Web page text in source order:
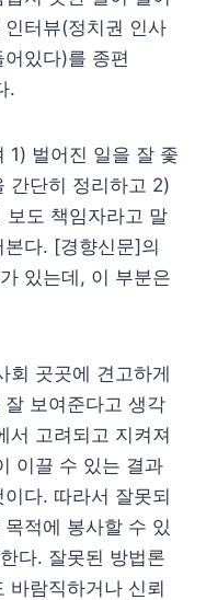
터뷰(정치권 인사
있다)를 종편
.
1) 벌어진 일을 잘 좇
간단히 정리하고 2)
도 책임자라고 말
다. [경향신문]의
있는데, 이 부분은
회 곳곳에 견고하게
보여준다고 생각
서 고려되고 지켜져
이끌 수 있는 결과
다. 따라서 잘못되
적에 봉사할 수 있
다. 잘못된 방법론
바람직하거나 신뢰